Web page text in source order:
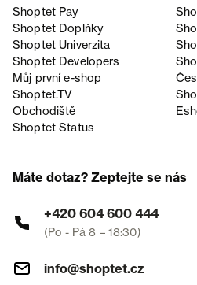
Shoptet Pay
Shoptet Doplňky
Shoptet Univerzita
Shoptet Developers
Můj první e-shop
Shoptet.TV
Obchodiště
Shoptet Status
Máte dotaz? Zeptejte se nás
+420 604 600 444
(Po - Pá 8 – 18:30)
info@shoptet.cz